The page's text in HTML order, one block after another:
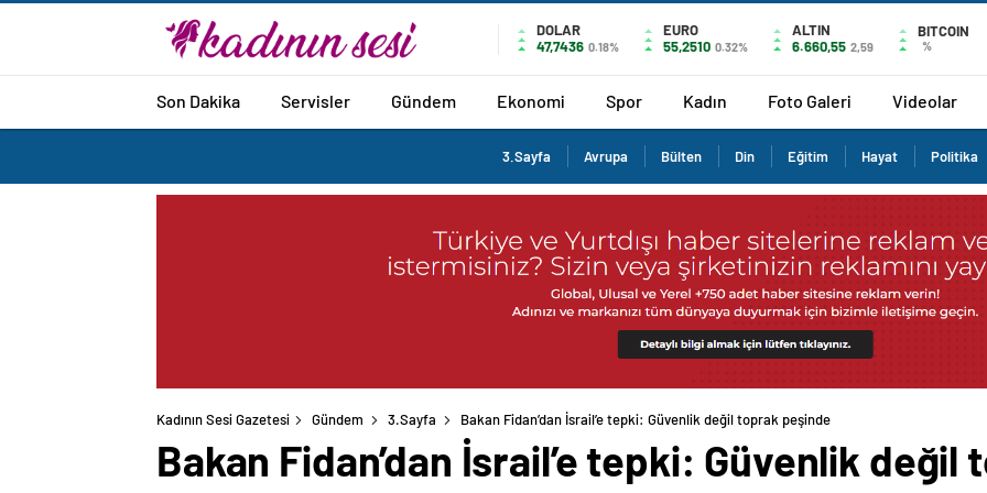
DOLAR
47,7436 0.18%
EURO
55,2510 0.32%
ALTIN
6.660,55 2,59
BITCOIN
%
Son Dakika Servisler Gündem Ekonomi Spor Kadın Foto Galeri Videolar
3.Sayfa Avrupa Bülten Din Eğitim Hayat Politika
Kadının Sesi Gazetesi Gündem 3.Sayfa Bakan Fidan’dan İsrail’e tepki: Güvenlik değil toprak peşinde
Bakan Fidan’dan İsrail’e tepki: Güvenlik